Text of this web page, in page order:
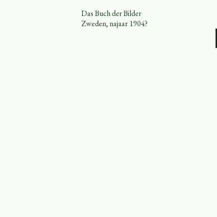
Das Buch der Bilder
Zweden, najaar 1904?